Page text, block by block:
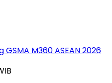
M360 ASEAN 2026